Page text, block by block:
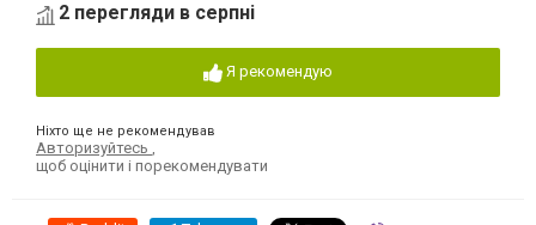
2 перегляди в серпні
Я рекомендую
Ніхто ще не рекомендував
Авторизуйтесь
щоб оцінити і порекомендувати